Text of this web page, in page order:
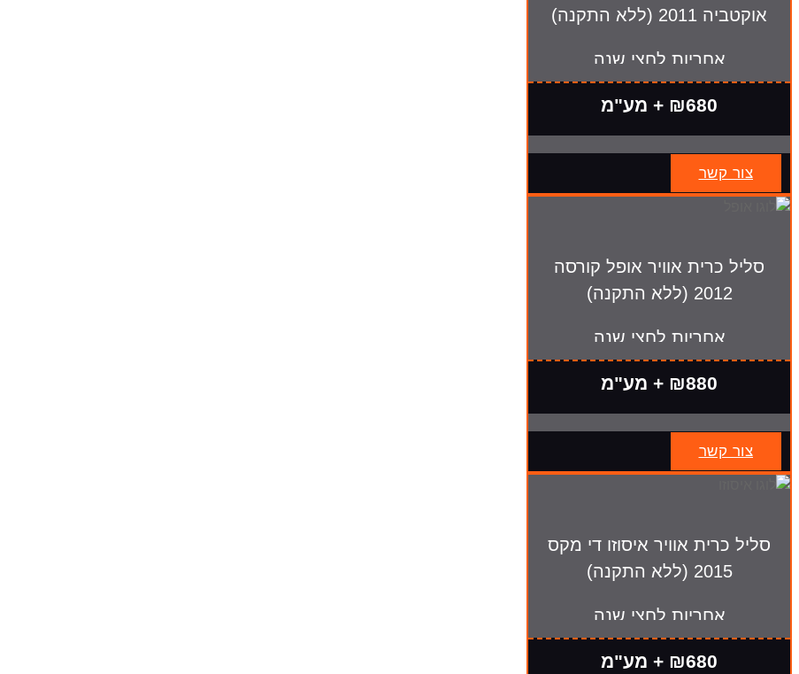
אוקטביה 2011 (ללא התקנה)
אחריות לחצי שנה
₪680 + מע"מ
צור קשר
סליל כרית אוויר אופל קורסה
2012 (ללא התקנה)
אחריות לחצי שנה
₪880 + מע"מ
צור קשר
סליל כרית אוויר איסוזו די מקס
2015 (ללא התקנה)
אחריות לחצי שנה
₪680 + מע"מ